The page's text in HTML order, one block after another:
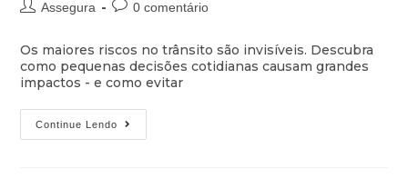
Assegura 0 comentário
Os maiores riscos no trânsito são invisíveis. Descubra
como pequenas decisões cotidianas causam grandes
impactos - e como evitar
Continue Lendo